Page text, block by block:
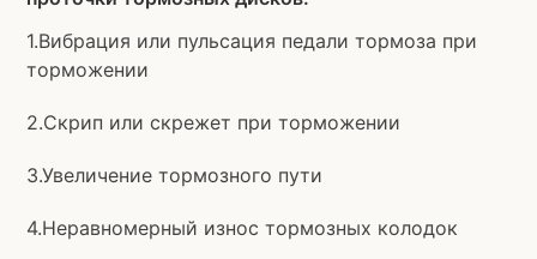
1.Вибрация или пульсация педали тормоза при
торможении
2.Скрип или скрежет при торможении
3.Увеличение тормозного пути
4.Неравномерный износ тормозных колодок